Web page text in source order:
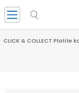
CLICK & COLLECT